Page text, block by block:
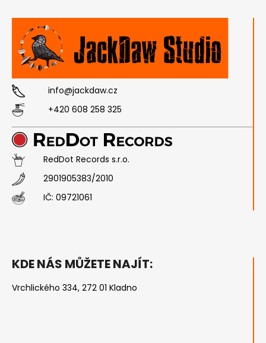
info@jackdaw.cz
+420 608 258 325
RedDot Records s.r.o.
2901905383/2010
IČ: 09721061
KDE NÁS MŮŽETE NAJÍT:
Vrchlického 334, 272 01 Kladno